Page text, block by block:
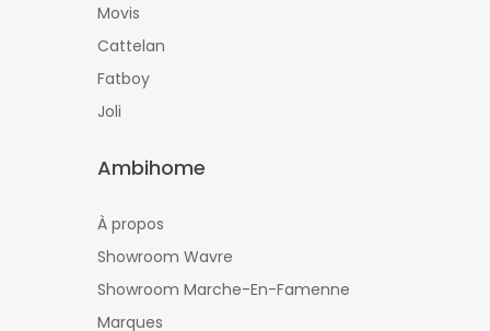
Movis
Cattelan
Fatboy
Joli
Ambihome
À propos
Showroom Wavre
Showroom Marche-En-Famenne
Marques